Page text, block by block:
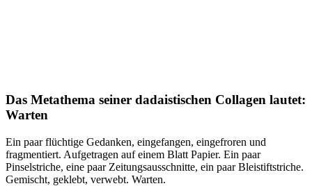
Das Metathema seiner dadaistischen Collagen lautet:
Warten
Ein paar flüchtige Gedanken, eingefangen, eingefroren und
fragmentiert. Aufgetragen auf einem Blatt Papier. Ein paar
Pinselstriche, eine paar Zeitungsausschnitte, ein paar Bleistiftstriche.
Gemischt, geklebt, verwebt. Warten.